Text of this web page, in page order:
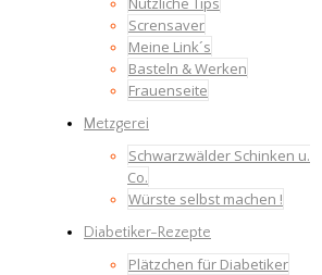
Scrensaver
Meine Link´s
Basteln & Werken
Frauenseite
Metzgerei
Schwarzwälder Schinken u.
Co.
Würste selbst machen !
Diabetiker-Rezepte
Plätzchen für Diabetiker